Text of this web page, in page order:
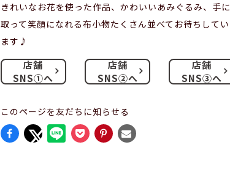
きれいなお花を使った作品、かわいいあみぐるみ、手に
取って笑顔になれる布小物たくさん並べてお待ちしてい
ます♪
店舗
SNS①へ
店舗
SNS②へ
店舗
SNS③へ
このページを友だちに知らせる